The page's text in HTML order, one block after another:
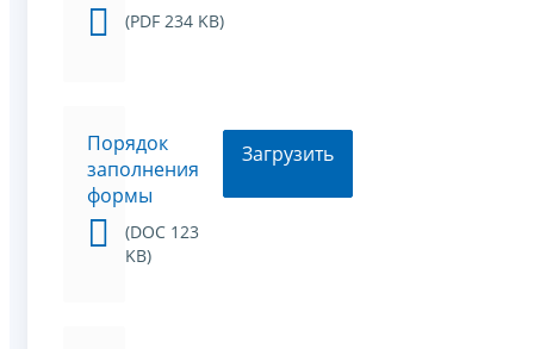
(PDF 234 KB)
Порядок
заполнения
формы
(DOC 123
KB)
Загрузить